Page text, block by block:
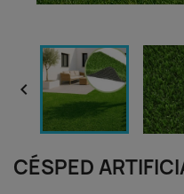

CÉSPED